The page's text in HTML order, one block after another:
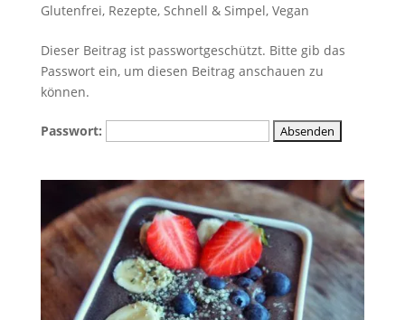
Glutenfrei, Rezepte, Schnell & Simpel, Vegan
Dieser Beitrag ist passwortgeschützt. Bitte gib das
Passwort ein, um diesen Beitrag anschauen zu
können.
Passwort: